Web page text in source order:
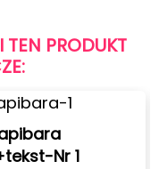
TEN PRODUKT
Nr 1